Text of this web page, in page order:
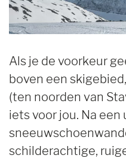
Als je de voorkeur
boven een
(ten noorden van
iets voor jou. Na
schilderachtige,